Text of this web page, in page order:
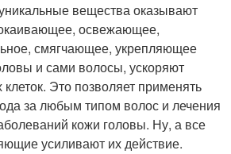
вещества оказывают
освежающее,
смягчающее, укрепляющее
и сами волосы, ускоряют
Это позволяет применять
за любым типом волос и лечения
кожи головы. Ну, а все
усиливают их действие.